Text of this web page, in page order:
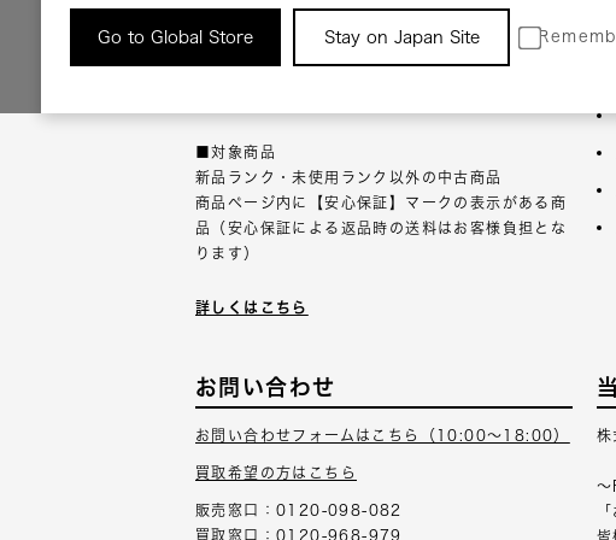
Go to Global Store Stay on Japan Site
返品について
■対象商品
新品ランク・未使用ランク以外の中古商品
商品ページ内に【安心保証】マークの表示がある商
品（安心保証による返品時の送料はお客様負担とな
ります）
詳しくはこちら
お問い合わせ
お問い合わせフォームはこちら（10:00～18:00）
買取希望の方はこちら
販売窓口：0120-098-082
買取窓口：0120-968-979
株
皆